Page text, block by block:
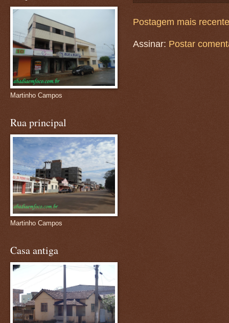
Postagem mais recente
Assinar: Postar
Martinho Campos
Rua principal
Martinho Campos
Casa antiga